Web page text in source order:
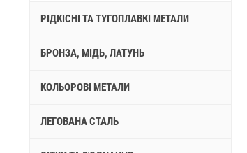
РІДКІСНІ ТА ТУГОПЛАВКІ МЕТАЛИ
БРОНЗА, МІДЬ, ЛАТУНЬ
КОЛЬОРОВІ МЕТАЛИ
ЛЕГОВАНА СТАЛЬ